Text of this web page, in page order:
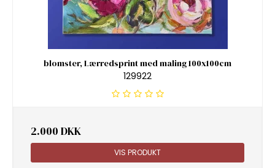
blomster, Lærredsprint med maling 100x100cm
129922
2.000 DKK
VIS PRODUKT